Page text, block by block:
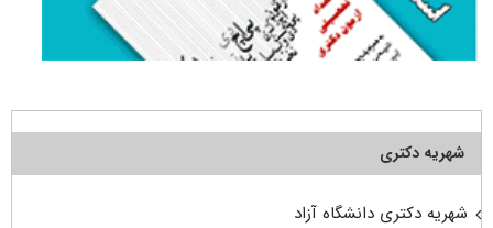
شهریه دکتری
شهریه دکتری دانشگاه آزاد